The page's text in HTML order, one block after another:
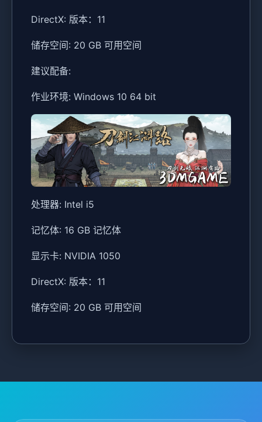
DirectX: 版本：11
储存空间: 20 GB 可用空间
建议配备:
作业环境: Windows 10 64 bit
处理器: Intel i5
记忆体: 16 GB 记忆体
显示卡: NVIDIA 1050
DirectX: 版本：11
储存空间: 20 GB 可用空间